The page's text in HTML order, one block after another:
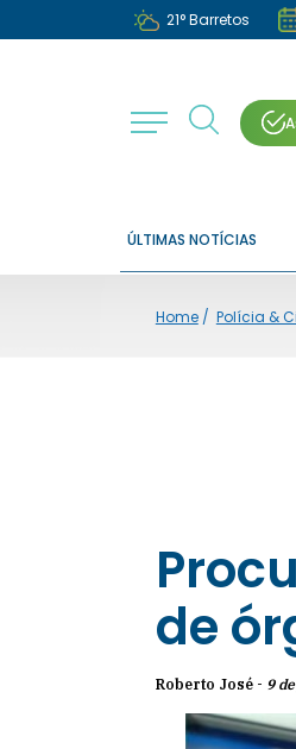
21°Barretos
ÚLTIMAS NOTÍCIAS
Home/ Polícia &
de
Roberto José - 9